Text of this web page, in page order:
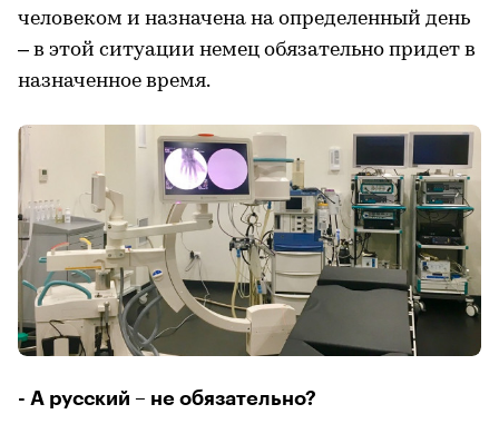
человеком и назначена на определенный день
– в этой ситуации немец обязательно придет в
назначенное время.
- А русский – не обязательно?